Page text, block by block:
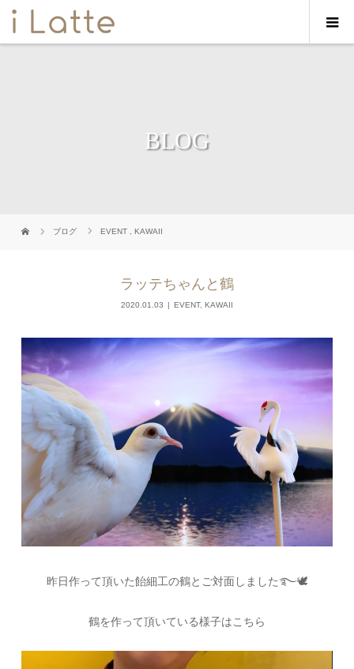
BLOG
ブログ EVENT ,KAWAII
ラッテちゃんと鶴
2020.01.03 EVENT, KAWAII
昨日作って頂いた飴細工の鶴とご対面しました࿐🕊
鶴を作って頂いている様子はこちら